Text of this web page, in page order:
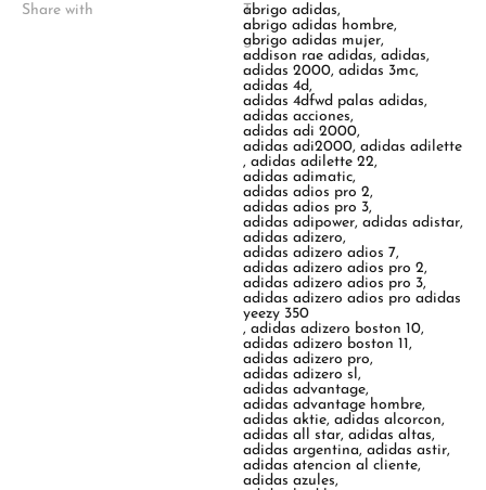
Share with
T
a
g
s
:
abrigo adidas,
abrigo adidas hombre,
abrigo adidas mujer,
addison rae adidas,adidas,
adidas 2000,adidas 3mc,
adidas 4d,
adidas 4dfwd palas adidas,
adidas acciones,
adidas adi 2000,
adidas adi2000,adidas adilette
,adidas adilette 22,
adidas adimatic,
adidas adios pro 2,
adidas adios pro 3,
adidas adipower,adidas adistar,
adidas adizero,
adidas adizero adios 7,
adidas adizero adios pro 2,
adidas adizero adios pro 3,
adidas adizero adios pro adidas
yeezy 350
,adidas adizero boston 10,
adidas adizero boston 11,
adidas adizero pro,
adidas adizero sl,
adidas advantage,
adidas advantage hombre,
adidas aktie,adidas alcorcon,
adidas all star,adidas altas,
adidas argentina,adidas astir,
adidas atencion al cliente,
adidas azules,